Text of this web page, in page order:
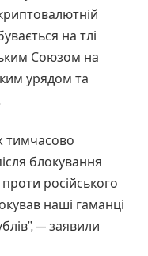
на тлі
Союзом на
урядом та
тимчасово
блокування
російського
наші гаманці
— заявили